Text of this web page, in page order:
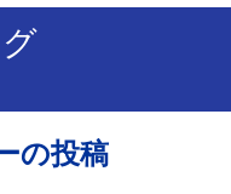
の投稿